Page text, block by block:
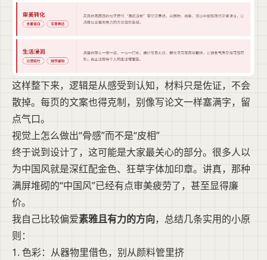
这样整下来，逻辑是从感受到认知，材料只是佐证，不会
散掉。每页的文案也得克制，别像写论文一样塞满字，留
点气口。
视觉上怎么做出“骨感”而不是“皮相”
终于说到设计了，这可能是大家最关心的部分。很多人以
为中国风就是深红配金色、狂草字体加印章。讲真，那种
满屏堆砌的“中国风”已经有点审美疲劳了，甚至显得廉
价。
我自己比较偏爱素雅且有力的方向，总结几条实用的小原
则：
1. 色彩：从器物里借色，别从颜料管里挤